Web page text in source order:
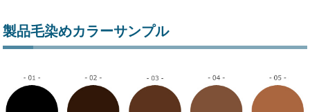
製品毛染めカラーサンプル